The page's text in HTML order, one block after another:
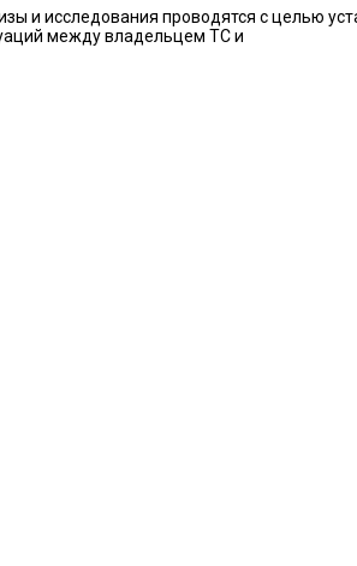
и исследования проводятся с целью
между владельцем ТС и